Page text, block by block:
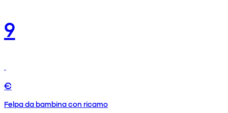
9
€
Felpa da bambina con ricamo